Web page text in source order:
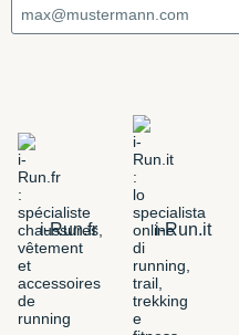
i-Run.fr i-Run.it